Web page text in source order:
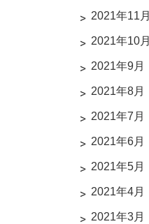
2021年11月
2021年10月
2021年9月
2021年8月
2021年7月
2021年6月
2021年5月
2021年4月
2021年3月